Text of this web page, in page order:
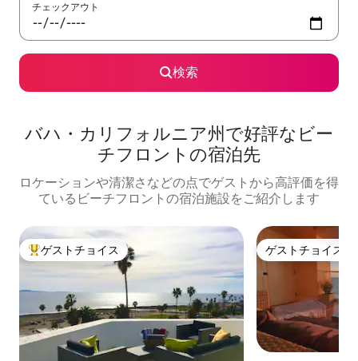
チェックアウト
検索
バハ・カリフォルニア州で好評なビー
チフロントの宿泊先
ロケーションや清潔さなどの点でゲストから高評価を得
ているビーチフロントの宿泊施設をご紹介します
大好評のゲストチョイスです。
ゲストチョイス ゲストチョイス
ゲストチョイス